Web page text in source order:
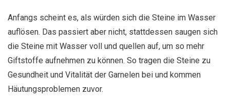
Anfangs scheint es, als würden sich die Steine im Wasser
auflösen. Das passiert aber nicht, stattdessen saugen sich
die Steine mit Wasser voll und quellen auf, um so mehr
Giftstoffe aufnehmen zu können. So tragen die Steine zu
Gesundheit und Vitalität der Garnelen bei und kommen
Häutungsproblemen zuvor.